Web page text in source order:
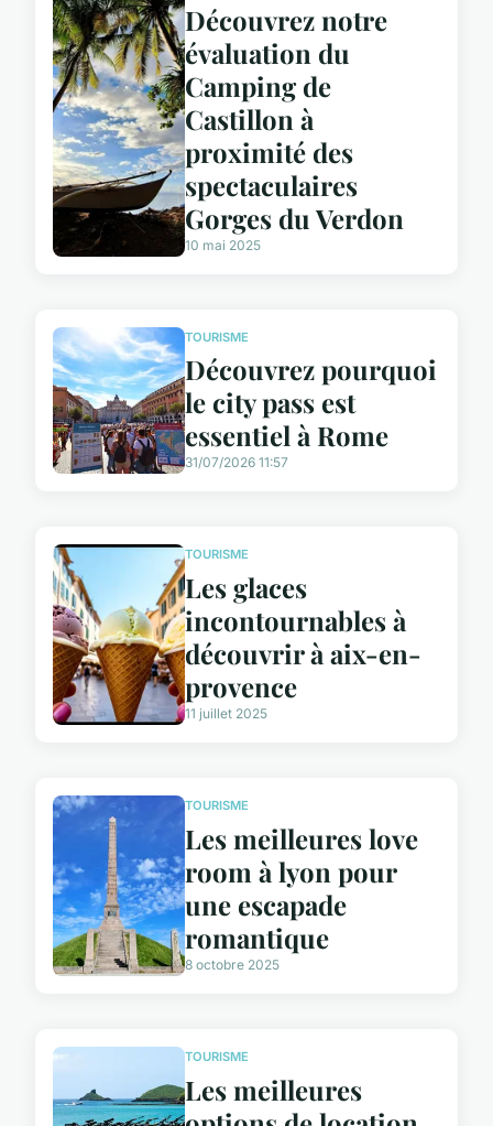
Découvrez notre
évaluation du
Camping de
Castillon à
proximité des
spectaculaires
Gorges du Verdon
10 mai 2025
TOURISME
Découvrez pourquoi
le city pass est
essentiel à Rome
31/07/2026 11:57
TOURISME
Les glaces
incontournables à
découvrir à aix-en-
provence
11 juillet 2025
TOURISME
Les meilleures love
room à lyon pour
une escapade
romantique
8 octobre 2025
TOURISME
Les meilleures